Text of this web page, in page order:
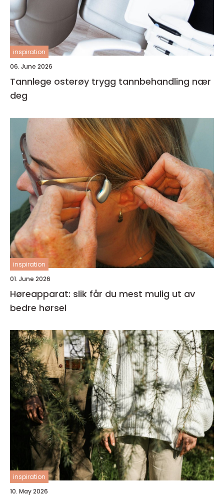
inspiration
06. June 2026
Tannlege osterøy trygg tannbehandling nær
deg
inspiration
01. June 2026
Høreapparat: slik får du mest mulig ut av
bedre hørsel
inspiration
10. May 2026